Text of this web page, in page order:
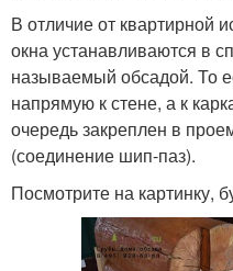
В отличие от квартирной
окна устанавливаются в
называемый обсадой. То
напрямую к стене, а к
очередь закреплен в
(соединение шип-паз).
Посмотрите на картинку,